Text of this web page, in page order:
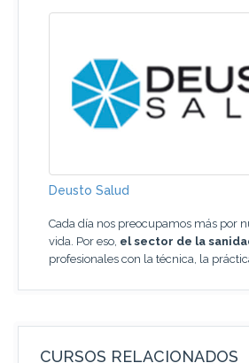
Deusto Salud
Cada día nos preocupamos más por
vida. Por eso, el sector de la
profesionales con la técnica, la
CURSOS RELACIONADOS